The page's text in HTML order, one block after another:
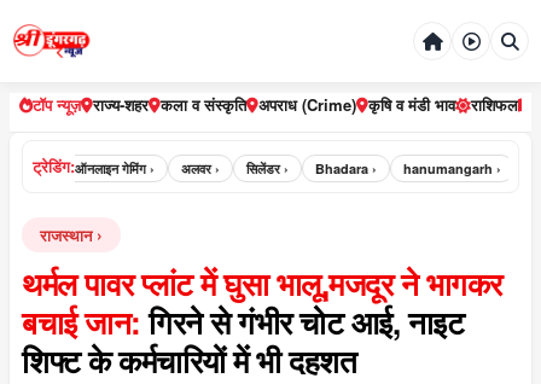
टॉप न्यूज़ राज्य-शहर कला व संस्कृति अपराध (Crime) कृषि व मंडी भाव राशिफल
ट्रेडिंग:
भरतपुर › ऑनलाइन गेमिंग › अलवर › सिलेंडर › Bhadara › hanumangarh ›
राजस्थान
थर्मल पावर प्लांट में घुसा भालू,मजदूर ने भागकर
बचाई जान: गिरने से गंभीर चोट आई, नाइट
शिफ्ट के कर्मचारियों में भी दहशत